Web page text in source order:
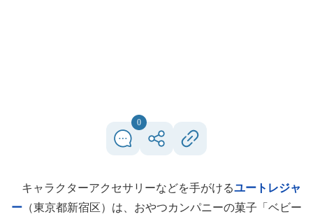
0
キャラクターアクセサリーなどを手がけるユートレジャ
ー （東京都新宿区）は、おやつカンパニーの菓子「ベビー